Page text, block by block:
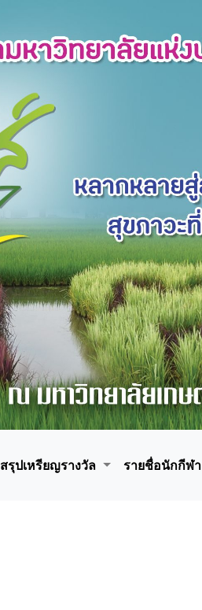
สรุปเหรียญรางวัล รายชื่อนักกีฬา